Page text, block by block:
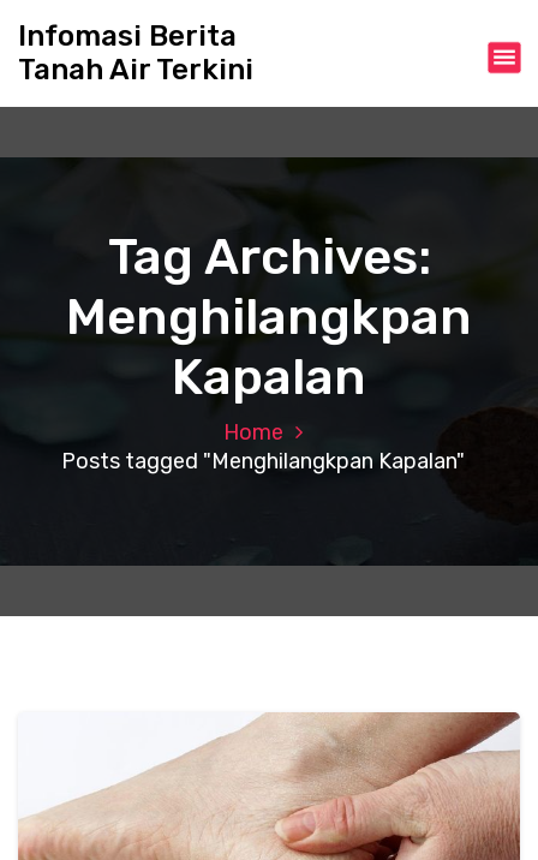
Infomasi Berita
Tanah Air Terkini
Tag Archives:
Menghilangkpan
Kapalan
Home
Posts tagged "Menghilangkpan Kapalan"